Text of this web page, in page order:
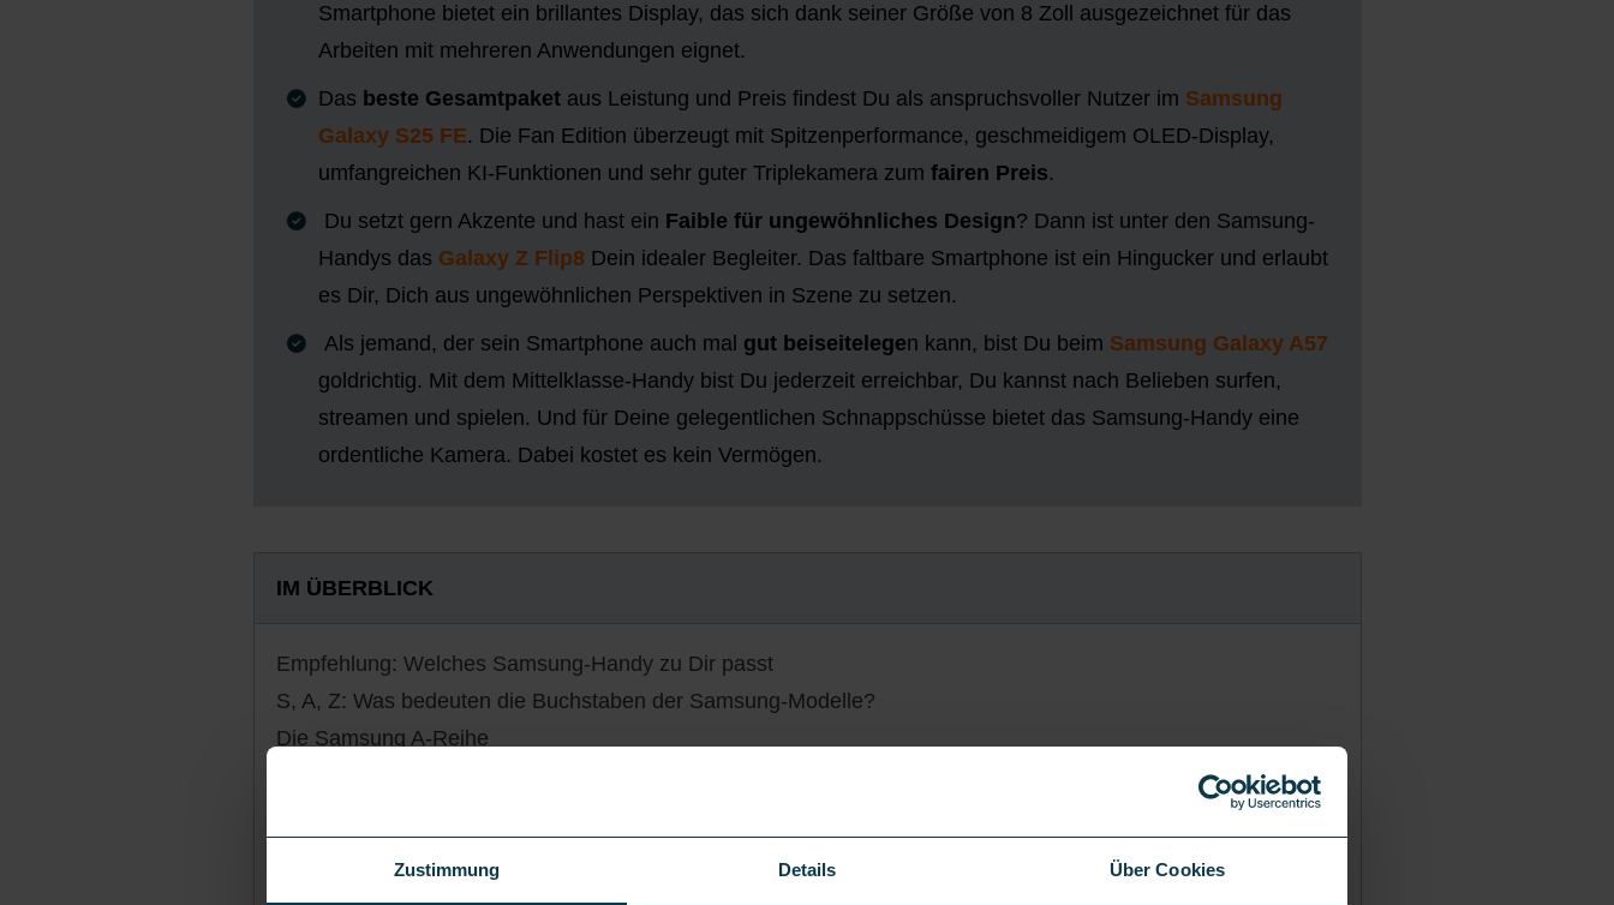
Zustimmung Details Über Cookies
Smartphone bietet ein brillantes Display, das sich dank seiner Größe von 8 Zoll ausgezeichnet für das
Arbeiten mit mehreren Anwendungen eignet.
Das beste Gesamtpaketaus Leistung und Preis findest Du als anspruchsvoller Nutzer im Samsung
Galaxy S25 FE. Die Fan Edition überzeugt mit Spitzenperformance, geschmeidigem OLED-Display,
umfangreichen KI-Funktionen und sehr guter Triplekamera zum fairen Preis.
Du setzt gern Akzente und hast ein Faible für ungewöhnliches Design? Dann ist unter den Samsung-
Handys das Galaxy Z Flip8 Dein idealer Begleiter. Das faltbare Smartphone ist ein Hingucker und erlaubt
es Dir, Dich aus ungewöhnlichen Perspektiven in Szene zu setzen.
Als jemand, der sein Smartphone auch mal gut beiseitelegen kann, bist Du beim Samsung Galaxy A57
goldrichtig. Mit dem Mittelklasse-Handy bist Du jederzeit erreichbar, Du kannst nach Belieben surfen,
streamen und spielen. Und für Deine gelegentlichen Schnappschüsse bietet das Samsung-Handy eine
ordentliche Kamera. Dabei kostet es kein Vermögen.
IM ÜBERBLICK
Empfehlung: Welches Samsung-Handy zu Dir passt
S, A, Z: Was bedeuten die Buchstaben der Samsung-Modelle?
Die Samsung A-Reihe
Fazit: Welches Samsung-Handy passt zu Dir?